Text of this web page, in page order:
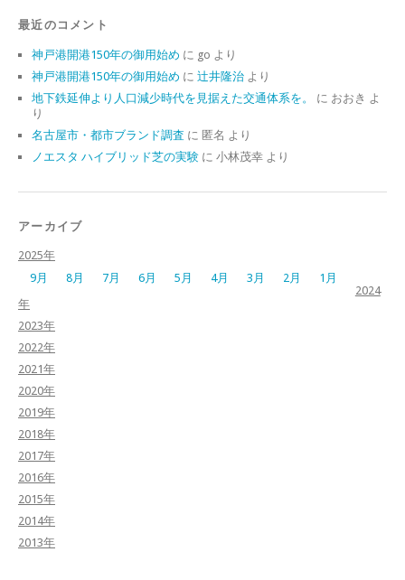
最近のコメント
神戸港開港150年の御用始め に go より
神戸港開港150年の御用始め に 辻井隆治 より
地下鉄延伸より人口減少時代を見据えた交通体系を。
に おおき よ
り
名古屋市・都市ブランド調査 に 匿名 より
ノエスタ ハイブリッド芝の実験 に 小林茂幸 より
アーカイブ
2025年
9月
8月 7月 6月 5月 4月 3月 2月
1月
2024
年
2023年
2022年
2021年
2020年
2019年
2018年
2017年
2016年
2015年
2014年
2013年